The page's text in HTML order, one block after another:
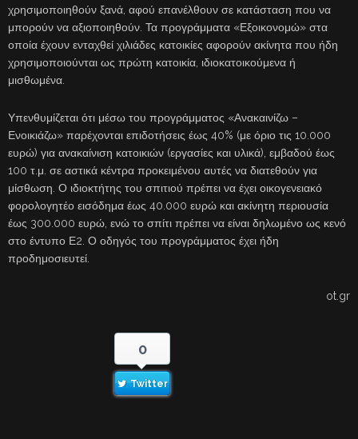
χρησιμοποιηθούν ξανά, αφού επανέλθουν σε κατάσταση που να
μπορούν να αξιοποιηθούν. Τα προγράμματα «Εξοικονομώ» στα
οποία έχουν ενταχθεί χιλιάδες κατοικίες αφορούν ακίνητα που ήδη
χρησιμοποιούνται ως πρώτη κατοικία, ιδιοκατοικούμενα ή
μισθωμένα.
Υπενθυμίζεται ότι μέσω του προγράμματος «Ανακαινίζω –
Ενοικιάζω» παρέχονται επιδοτήσεις έως 40% (με όριο τις 10.000
ευρώ) για ανακαίνιση κατοικιών (εργασίες και υλικά), εμβαδού έως
100 τ.μ. σε αστικά κέντρα προκειμένου αυτές να διατεθούν για
μίσθωση. Ο ιδιοκτήτης του σπιτιού πρέπει να έχει οικογενειακό
φορολογητέο εισόδημα έως 40.000 ευρώ και ακίνητη περιουσία
έως 300.000 ευρώ, ενώ το σπίτι πρέπει να είναι δηλωμένο ως κενό
στο έντυπο Ε2. Ο οδηγός του προγράμματος έχει ήδη
προδημοσιευτεί.
ot.gr
0
Twitter